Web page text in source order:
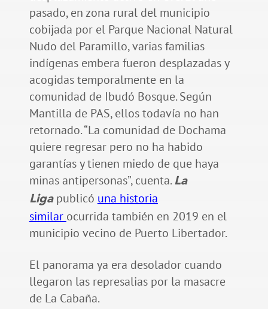
pasado, en zona rural del municipio
cobijada por el Parque Nacional Natural
Nudo del Paramillo, varias familias
indígenas embera fueron desplazadas y
acogidas temporalmente en la
comunidad de Ibudó Bosque. Según
Mantilla de PAS, ellos todavía no han
retornado. “La comunidad de Dochama
quiere regresar pero no ha habido
garantías y tienen miedo de que haya
minas antipersonas”, cuenta. La
Ligapublicó una historia
similar ocurrida también en 2019 en el
municipio vecino de Puerto Libertador.
El panorama ya era desolador cuando
llegaron las represalias por la masacre
de La Cabaña.